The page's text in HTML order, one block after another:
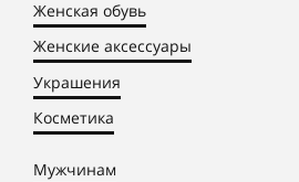
Женская обувь
Женские аксессуары
Украшения
Косметика
Мужчинам